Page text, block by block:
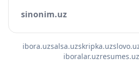
sinonim.uz
ibora.uzsalsa.uzskripka.uz
iboralar.uzresumes.uz